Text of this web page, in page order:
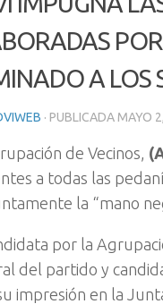
A LOS
· PUBLICADA MAYO
de Vecinos,
a todas las
la “mano
por la
del partido y
impresión en la